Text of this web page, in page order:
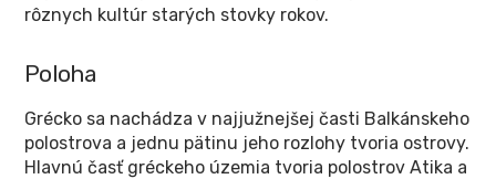
rôznych kultúr starých stovky rokov.
Poloha
Grécko sa nachádza v najjužnejšej časti Balkánskeho
polostrova a jednu pätinu jeho rozlohy tvoria ostrovy.
Hlavnú časť gréckeho územia tvoria polostrov Atika a